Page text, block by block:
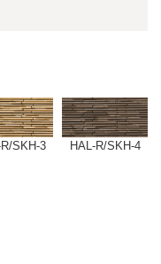
SKH-3 HAL-R/SKH-4